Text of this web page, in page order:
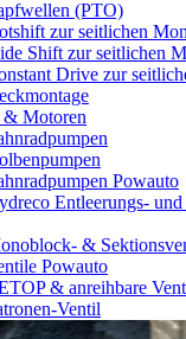
(PTO)
zur seitlichen
Shift zur seitlichen
Drive zur
& Motoren
Powauto
Entleerungs-
&
Powauto
& anreihbare
Ventil